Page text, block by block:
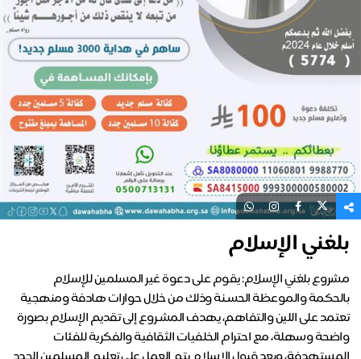
بلغني الإسلام
مشروع بلغني الإسلام: يقوم على دعوة غير المسلمين للإسلام
بالحكمة والموعظة الحسـنة وذلك من خلال حوارات هادفة ومنهجية
تعتمد على اللين والتفاهم، يهدف المشـروع إلى تقديم الإسلام بصورة
واضحة وسهلة، مع احترام الخلفيات الثقافية والفكرية للفئات